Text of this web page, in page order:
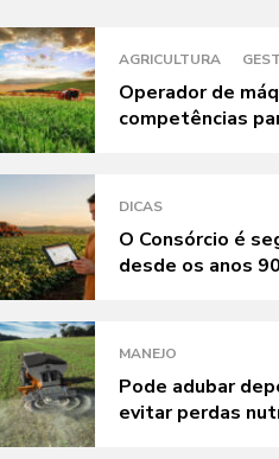
AGRICULTURA
Operador de
competências
DICAS
O Consórcio é
desde os anos
MANEJO
Pode adubar
evitar perdas